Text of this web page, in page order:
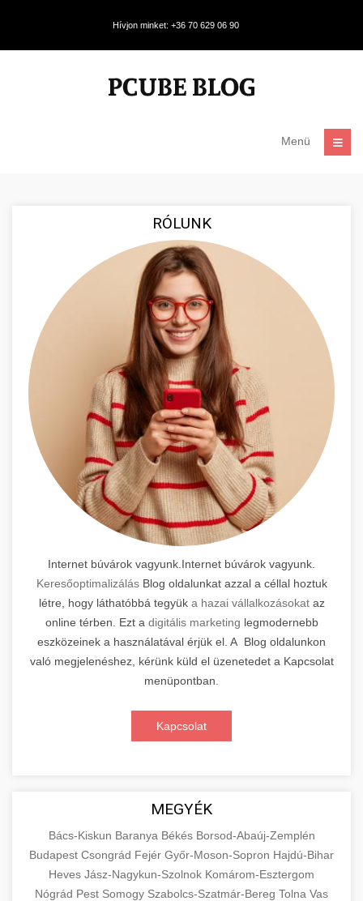
Hívjon minket: +36 70 629 06 90
Menü
RÓLUNK
Internet búvárok vagyunk.Internet búvárok vagyunk.
KeresőoptimalizálásBlog oldalunkat azzal a céllal hoztuk
létre, hogy láthatóbbá tegyük a hazai vállalkozásokataz
online térben. Ezt a digitális marketing legmodernebb
eszközeinek a használatával érjük el. A Blog oldalunkon
való megjelenéshez, kérünk küld el üzenetedet a Kapcsolat
menüpontban.
Kapcsolat
MEGYÉK
Bács-Kiskun Baranya Békés Borsod-Abaúj-Zemplén
Budapest Csongrád Fejér Győr-Moson-Sopron Hajdú-Bihar
Heves Jász-Nagykun-Szolnok Komárom-Esztergom
Nógrád Pest Somogy Szabolcs-Szatmár-Bereg Tolna Vas